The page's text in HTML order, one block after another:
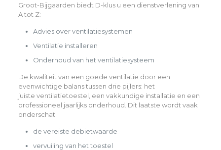
Groot-Bijgaarden biedt D-klus u een dienstverlening van
A tot Z:
Advies over ventilatiesystemen
Ventilatie installeren
Onderhoud van het ventilatiesysteem
De kwaliteit van een goede ventilatie door een
evenwichtige balans tussen drie pijlers: het
juiste ventilatietoestel, een vakkundige installatie en een
professioneel jaarlijks onderhoud . Dit laatste wordt vaak
onderschat:
de vereiste debietwaarde
vervuiling van het toestel